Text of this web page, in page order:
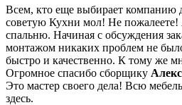
Всем, кто еще выбирает компанию
советую Кухни мол! Не пожалеете!
спальню. Начиная с обсуждения
монтажом никаких проблем не
быстро и качественно. К тому же
Огромное спасибо сборщику
Это мастер своего дела! Всю
здесь.